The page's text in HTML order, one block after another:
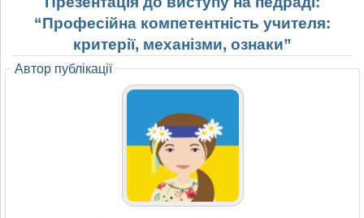
“Професійна компетентність учителя:
критерії, механізми, ознаки”
Автор публікації